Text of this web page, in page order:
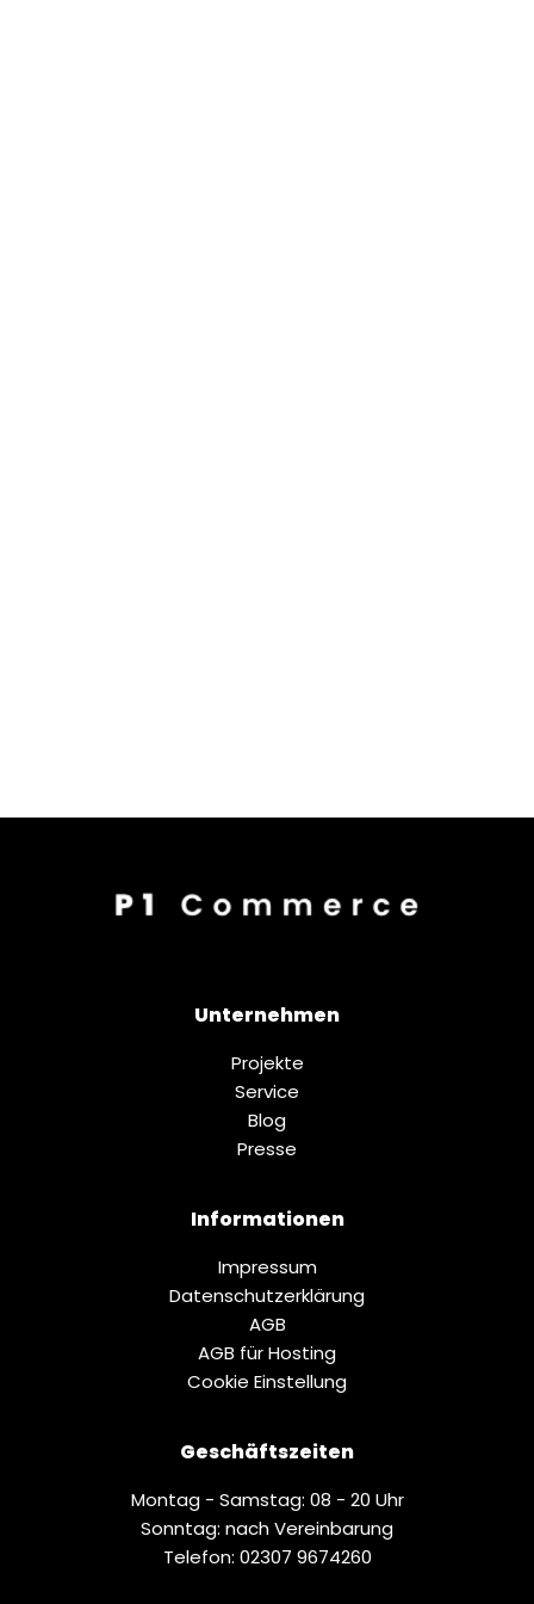
Unternehmen
Projekte
Service
Blog
Presse
Informationen
Impressum
Datenschutz­erklärung
AGB
AGB für Hosting
Cookie Einstellung
Geschäftszeiten
Montag - Samstag: 08 - 20 Uhr
Sonntag: nach Vereinbarung
Telefon: 02307 9674260